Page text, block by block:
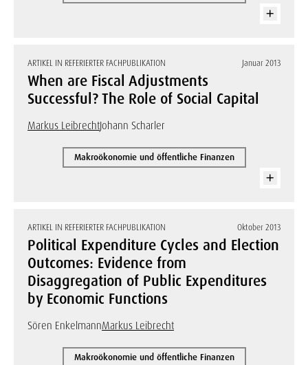
ARTIKEL IN REFERIERTER FACHPUBLIKATION Januar 2013
When are Fiscal Adjustments
Successful? The Role of Social Capital
Markus LeibrechtJohann Scharler
Makroökonomie und öffentliche Finanzen
ARTIKEL IN REFERIERTER FACHPUBLIKATION Oktober 2013
Political Expenditure Cycles and Election
Outcomes: Evidence from
Disaggregation of Public Expenditures
by Economic Functions
Sören EnkelmannMarkus Leibrecht
Makroökonomie und öffentliche Finanzen